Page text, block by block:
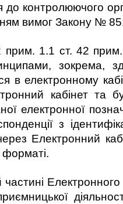
до контролюючого
вимог Закону №
прим. 1.1 ст. 42
зокрема,
в електронному
кабінет та
електронної
з
Електронний
форматі.
частині